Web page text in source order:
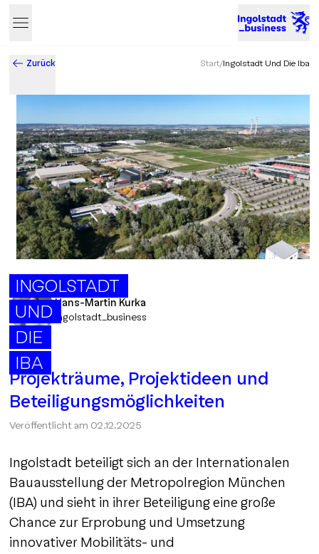
Zurück Start/Ingolstadt Und Die Iba
Business & Innovation in Ingolstadt – Der Standort mit
INGOLSTADT
UND
DIE
IBA
Hans-Martin Kurka
Ingolstadt_business
Projekträume, Projektideen und
Beteiligungsmöglichkeiten
Veröffentlicht am 02.12.2025
Ingolstadt beteiligt sich an der Internationalen
Bauausstellung der Metropolregion München
(IBA) und sieht in ihrer Beteiligung eine große
Chance zur Erprobung und Umsetzung
innovativer Mobilitäts- und